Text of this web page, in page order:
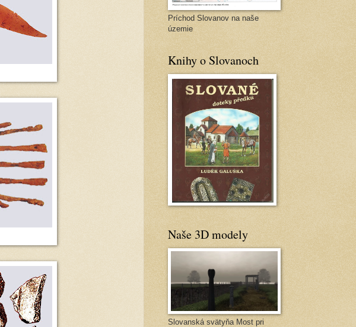
Príchod Slovanov na naše
územie
Knihy o Slovanoch
Naše 3D modely
Slovanská svätyňa Most pri